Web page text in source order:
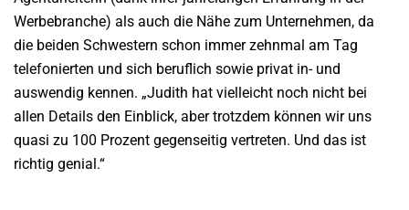
Werbebranche) als auch die Nähe zum Unternehmen, da
die beiden Schwestern schon immer zehnmal am Tag
telefonierten und sich beruflich sowie privat in- und
auswendig kennen. „Judith hat vielleicht noch nicht bei
allen Details den Einblick, aber trotzdem können wir uns
quasi zu 100 Prozent gegenseitig vertreten. Und das ist
richtig genial.“